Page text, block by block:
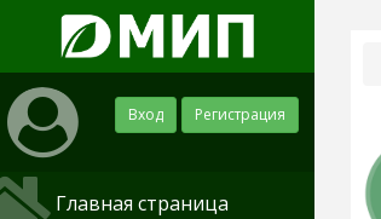
Вход Регистрация
Главная страница